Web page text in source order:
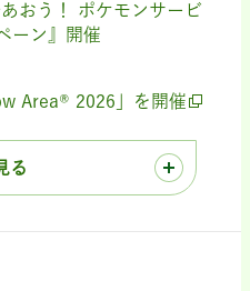
おう！ ポケモンサービ
ーン』開催
Area® 2026」を開催
る